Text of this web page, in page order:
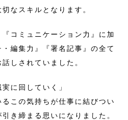
なスキルとなります。
コミュニケーション力』に加
編集力』『署名記事』の全て
しされていました。
に回していく」
この気持ちが仕事に結びつい
き締まる思いになりました。